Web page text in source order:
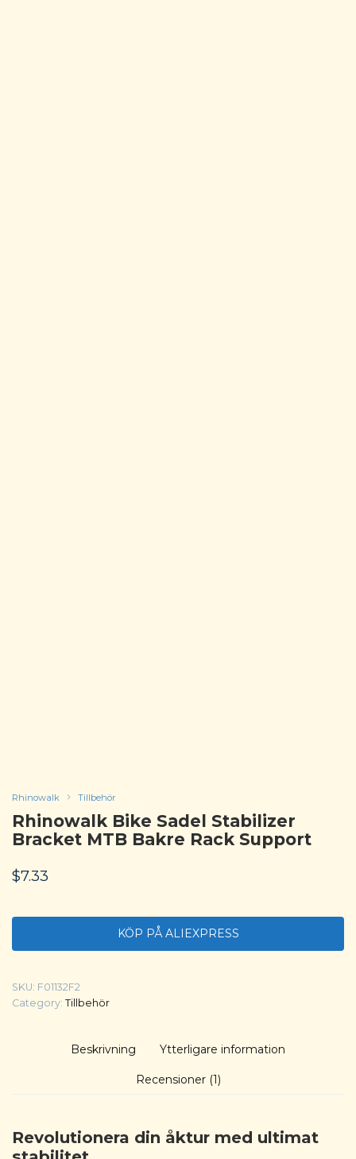
Rhinowalk Tillbehör
Rhinowalk Bike Sadel Stabilizer
Bracket MTB Bakre Rack Support
$7.33
KÖP PÅ ALIEXPRESS
SKU: F01132F2
Category: Tillbehör
Beskrivning Ytterligare information
Recensioner (1)
Revolutionera din åktur med ultimat